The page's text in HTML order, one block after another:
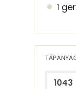
1
1043